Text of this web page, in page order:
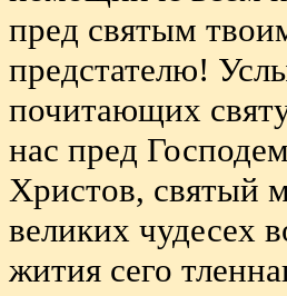
пред святым
предстателю!
почитающих
нас пред
Христов, святый
великих чудесех
жития сего